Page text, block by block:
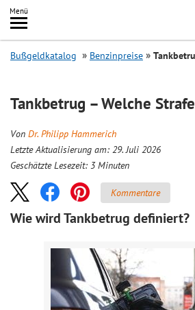
Inhalt
springen
Menü
Bußgeldkatalog Benzinpreise
Tankbetrug – Welche
Von Dr. Philipp Hammerich
Letzte Aktualisierung am: 29. Juli 2026
Geschätzte Lesezeit: 3 Minuten
Kommentare
Wie wird Tankbetrug definiert?